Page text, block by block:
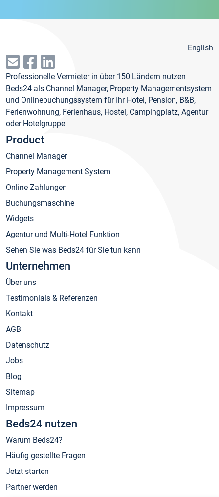
English
Professionelle Vermieter in über 150 Ländern nutzen
Beds24 als Channel Manager, Property Managementsystem
und Onlinebuchungssystem für Ihr Hotel, Pension, B&B,
Ferienwohnung, Ferienhaus, Hostel, Campingplatz, Agentur
oder Hotelgruppe.
Product
Channel Manager
Property Management System
Online Zahlungen
Buchungsmaschine
Widgets
Agentur und Multi-Hotel Funktion
Sehen Sie was Beds24 für Sie tun kann
Unternehmen
Über uns
Testimonials & Referenzen
Kontakt
AGB
Datenschutz
Jobs
Blog
Sitemap
Impressum
Beds24 nutzen
Warum Beds24?
Häufig gestellte Fragen
Jetzt starten
Partner werden